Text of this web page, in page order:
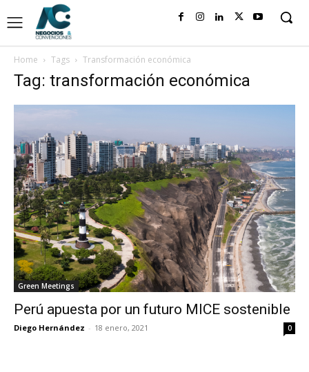
Home Tags Transformación económica
Tag: transformación económica
Green Meetings
Perú apuesta por un futuro MICE sostenible
Diego Hernández - 18 enero, 2021 0